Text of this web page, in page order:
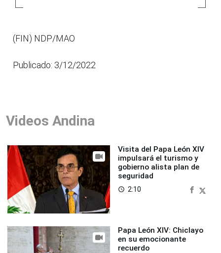
(FIN) NDP/MAO
Publicado: 3/12/2022
Videos Andina
Visita del Papa León XIV
impulsará el turismo y
gobierno alista plan de
seguridad
access_time 2:10
Papa León XIV: Chiclayo
en su emocionante
recuerdo